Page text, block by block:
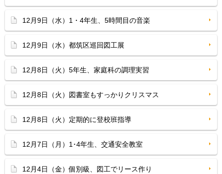
12月9日（水）1・4年生、5時間目の音楽
12月9日（水）都筑区巡回図工展
12月8日（火）5年生、家庭科の調理実習
12月8日（火）図書室もすっかりクリスマス
12月8日（火）定期的に登校班指導
12月7日（月）1･4年生、交通安全教室
12月4日（金）個別級、図工でリース作り